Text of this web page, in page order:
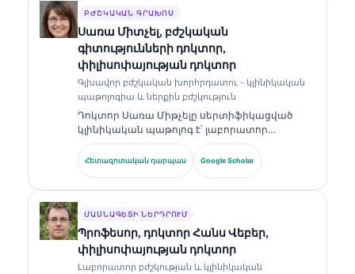
հրապարակել է բիոմարկերների
ախտորոշման վերաբերյալ՝ լաբորատոր
բժշկության թեմաներով։.
ԲԺՇԿԱԿԱՆ ԳՐԱԽՈՍ
Սառա Միտչել, բժշկական
գիտությունների դոկտոր,
փիլիսոփայության դոկտոր
Գլխավոր բժշկական խորհրդատու - կլինիկական
պաթոլոգիա և ներքին բժշկություն
Դոկտոր Սառա Միթչելը սերտիֆիկացված
կլինիկական պաթոլոգ է՝ լաբորատոր
բժշկության և ախտորոշիչ վերլուծության
ոլորտում ավելի քան 18 տարվա փորձով։ Նա
ունի մասնագիտացված հավաստագրեր
ու լաբորատոր վերլուծության վերաբերյալ՝
կլինիկական պրակտիկայում։.
Հետազոտական դարպաս Google Scholar
ՄԱՍՆԱԳԵՏԻ ՆԵՐԴՐՈՒՄ
Պրոֆեսոր, դոկտոր Հանս Վեբեր,
փիլիսոփայության դոկտոր
Լաբորատոր բժշկության և կլինիկական